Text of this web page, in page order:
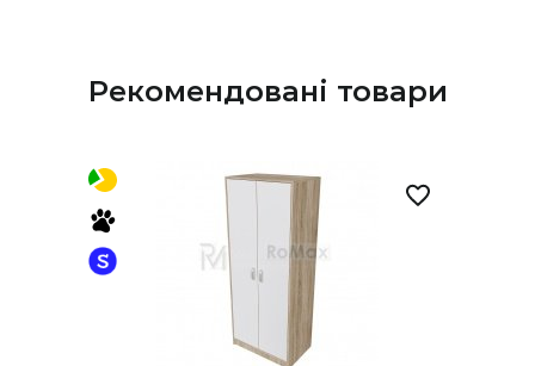
Рекомендовані товари